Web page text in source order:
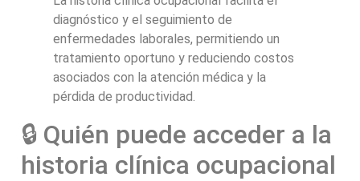
diagnóstico y el seguimiento de
enfermedades laborales, permitiendo un
tratamiento oportuno y reduciendo costos
asociados con la atención médica y la
pérdida de productividad.
🔒 Quién puede acceder a la
historia clínica ocupacional